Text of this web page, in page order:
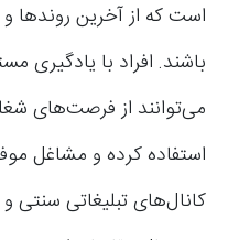
است که از آخرین روندها
باشند. افراد با یادگیری
می‌توانند از فرصت‌های
استفاده کرده و مشاغل
کانال‌های تبلیغاتی سنتی